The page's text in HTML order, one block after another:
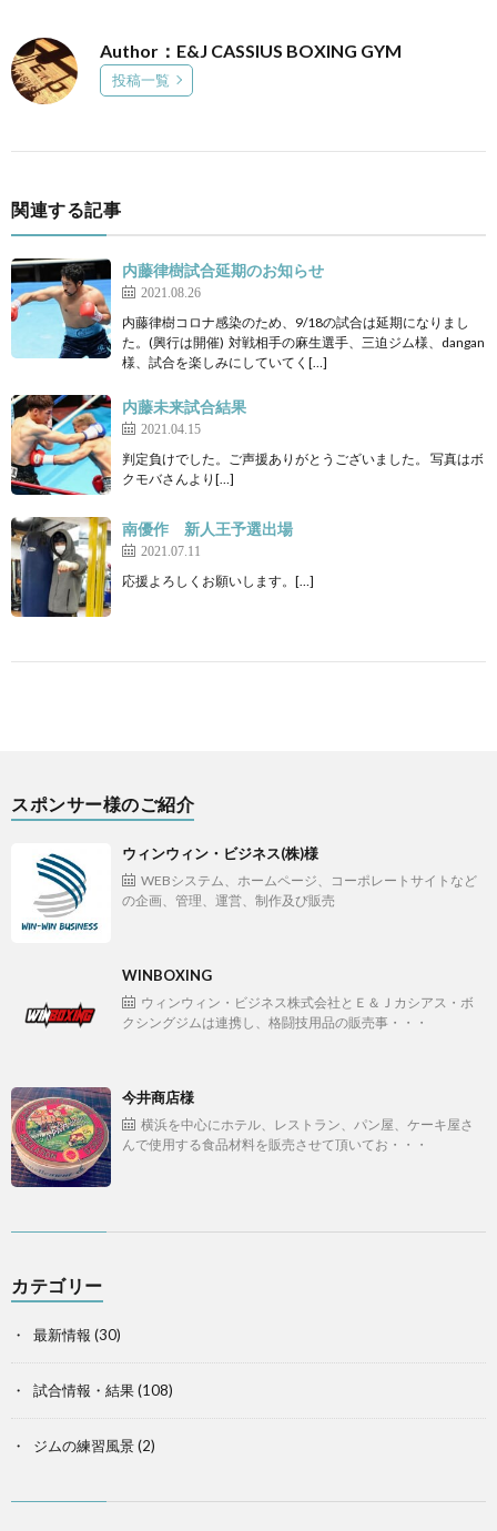
Author：E&J CASSIUS BOXING GYM
投稿一覧
関連する記事
内藤律樹試合延期のお知らせ
2021.08.26
内藤律樹コロナ感染のため、9/18の試合は延期になりまし
た。(興行は開催) 対戦相手の麻生選手、三迫ジム様、dangan
様、試合を楽しみにしていてく[…]
内藤未来試合結果
2021.04.15
判定負けでした。ご声援ありがとうございました。 写真はボ
クモバさんより[…]
南優作 新人王予選出場
2021.07.11
応援よろしくお願いします。[…]
スポンサー様のご紹介
ウィンウィン・ビジネス(株)様
WEBシステム、ホームページ、コーポレートサイトなど
の企画、管理、運営、制作及び販売
WINBOXING
ウィンウィン・ビジネス株式会社とＥ＆Ｊカシアス・ボ
クシングジムは連携し、格闘技用品の販売事・・・
今井商店様
横浜を中心にホテル、レストラン、パン屋、ケーキ屋さ
んで使用する食品材料を販売させて頂いてお・・・
カテゴリー
最新情報 (30)
試合情報・結果(108)
ジムの練習風景(2)